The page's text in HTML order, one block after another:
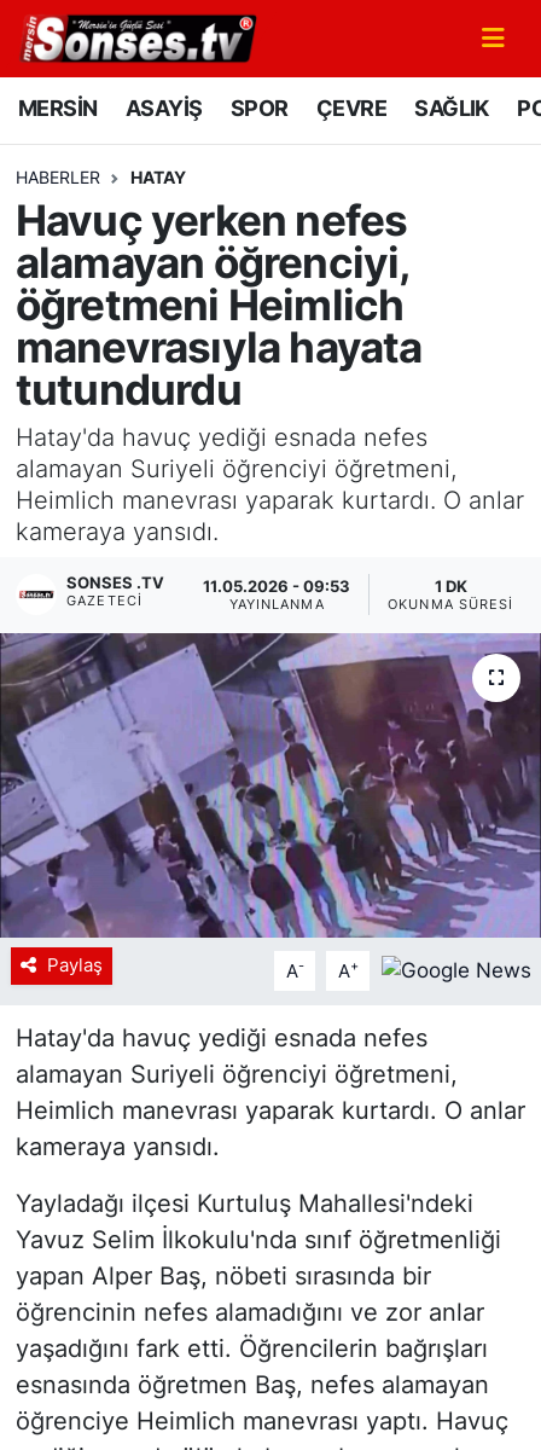
MERSİN ASAYİŞ SPOR ÇEVRE SAĞLIK
HABERLER HATAY
Havuç yerken nefes
alamayan öğrenciyi,
öğretmeni Heimlich
manevrasıyla hayata
tutundurdu
Hatay'da havuç yediği esnada nefes
alamayan Suriyeli öğrenciyi öğretmeni,
Heimlich manevrası yaparak kurtardı. O anlar
kameraya yansıdı.
SONSES .TV
GAZETECI
11.05.2026 - 09:53
YAYINLANMA
1 DK
OKUNMA SÜRESI
Paylaş A- A+
Hatay'da havuç yediği esnada nefes
alamayan Suriyeli öğrenciyi öğretmeni,
Heimlich manevrası yaparak kurtardı. O anlar
kameraya yansıdı.
Yayladağı ilçesi Kurtuluş Mahallesi'ndeki
Yavuz Selim İlkokulu'nda sınıf öğretmenliği
yapan Alper Baş, nöbeti sırasında bir
öğrencinin nefes alamadığını ve zor anlar
yaşadığını fark etti. Öğrencilerin bağrışları
esnasında öğretmen Baş, nefes alamayan
öğrenciye Heimlich manevrası yaptı. Havuç
MERSİN
SPOR
GÜNÜN MANŞETİ
DÜNYA
KÜLTÜR - SANAT
MAGAZİN
SAĞLIK
Siyaset
YEREL HABER
Haberde insan
Tanıtım
Mersin Nöbetçi Eczaneler
Mersin Namaz Vakitleri
Mersin Trafik Yoğunluk Haritası
Süper Lig Puan Durumu ve Fikstür
Tüm Manşetler
Son Dakika Haberleri
Haber Arşivi